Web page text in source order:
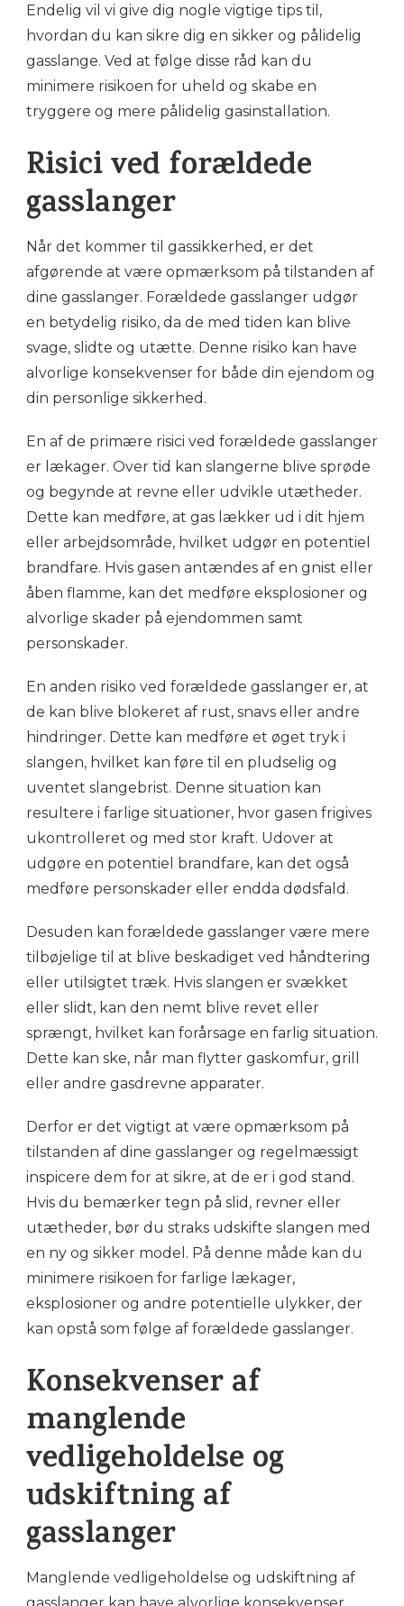
Endelig vil vi give dig nogle vigtige tips til,
hvordan du kan sikre dig en sikker og pålidelig
gasslange. Ved at følge disse råd kan du
minimere risikoen for uheld og skabe en
tryggere og mere pålidelig gasinstallation.
Risici ved forældede
gasslanger
Når det kommer til gassikkerhed, er det
afgørende at være opmærksom på tilstanden af
dine gasslanger. Forældede gasslanger udgør
en betydelig risiko, da de med tiden kan blive
svage, slidte og utætte. Denne risiko kan have
alvorlige konsekvenser for både din ejendom og
din personlige sikkerhed.
En af de primære risici ved forældede gasslanger
er lækager. Over tid kan slangerne blive sprøde
og begynde at revne eller udvikle utætheder.
Dette kan medføre, at gas lækker ud i dit hjem
eller arbejdsområde, hvilket udgør en potentiel
brandfare. Hvis gasen antændes af en gnist eller
åben flamme, kan det medføre eksplosioner og
alvorlige skader på ejendommen samt
personskader.
En anden risiko ved forældede gasslanger er, at
de kan blive blokeret af rust, snavs eller andre
hindringer. Dette kan medføre et øget tryk i
slangen, hvilket kan føre til en pludselig og
uventet slangebrist. Denne situation kan
resultere i farlige situationer, hvor gasen frigives
ukontrolleret og med stor kraft. Udover at
udgøre en potentiel brandfare, kan det også
medføre personskader eller endda dødsfald.
Desuden kan forældede gasslanger være mere
tilbøjelige til at blive beskadiget ved håndtering
eller utilsigtet træk. Hvis slangen er svækket
eller slidt, kan den nemt blive revet eller
sprængt, hvilket kan forårsage en farlig situation.
Dette kan ske, når man flytter gaskomfur, grill
eller andre gasdrevne apparater.
Derfor er det vigtigt at være opmærksom på
tilstanden af dine gasslanger og regelmæssigt
inspicere dem for at sikre, at de er i god stand.
Hvis du bemærker tegn på slid, revner eller
utætheder, bør du straks udskifte slangen med
en ny og sikker model. På denne måde kan du
minimere risikoen for farlige lækager,
eksplosioner og andre potentielle ulykker, der
kan opstå som følge af forældede gasslanger.
Konsekvenser af
manglende
vedligeholdelse og
udskiftning af
gasslanger
Manglende vedligeholdelse og udskiftning af
gasslanger kan have alvorlige konsekvenser